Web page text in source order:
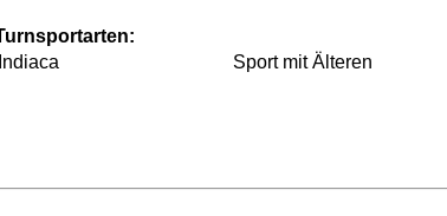
Indiaca
Sport mit Älteren